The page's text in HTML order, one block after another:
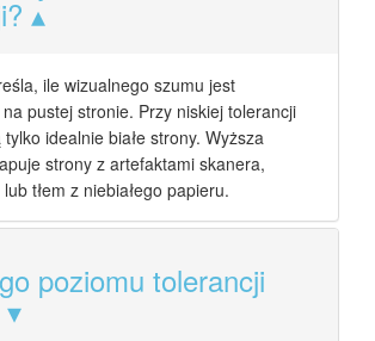
ile wizualnego szumu jest
pustej stronie. Przy niskiej tolerancji
idealnie białe strony. Wyższa
strony z artefaktami skanera,
tłem z niebiałego papieru.
poziomu tolerancji